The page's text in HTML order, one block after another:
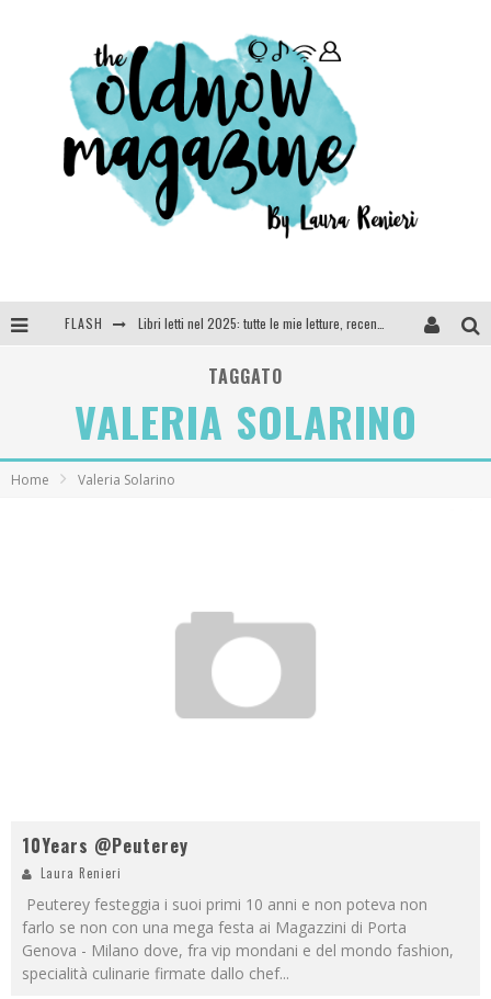
FLASH
SEE YOU AT 5 | Chanel
Anya Taylor-Joy, Jisoo e Willow Smith protagoniste della nuova campagna Dior Addict
TAGGATO
VALERIA SOLARINO
Home Valeria Solarino
10Years @Peuterey
Laura Renieri
Peuterey festeggia i suoi primi 10 anni e non poteva non
farlo se non con una mega festa ai Magazzini di Porta
Genova - Milano dove, fra vip mondani e del mondo fashion,
specialità culinarie firmate dallo chef...